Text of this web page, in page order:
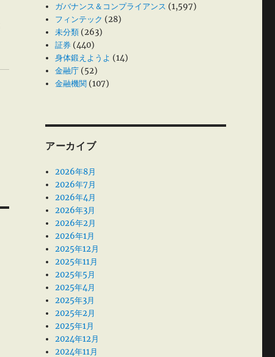
ガバナンス＆コンプライアンス (1,597)
フィンテック (28)
未分類 (263)
証券 (440)
身体鍛えようよ (14)
金融庁 (52)
金融機関 (107)
アーカイブ
2026年8月
2026年7月
2026年4月
2026年3月
2026年2月
2026年1月
2025年12月
2025年11月
2025年5月
2025年4月
2025年3月
2025年2月
2025年1月
2024年12月
2024年11月